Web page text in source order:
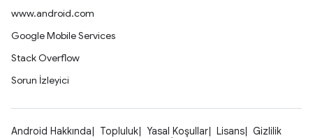
www.android.com
Google Mobile Services
Stack Overflow
Sorun İzleyici
Android Hakkında Topluluk Yasal Koşullar Lisans
Gizlilik